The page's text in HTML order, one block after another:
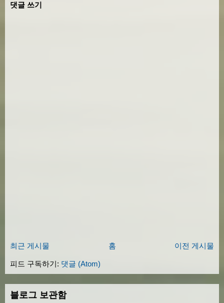
댓글 쓰기
최근 게시물 이전 게시물
홈
피드 구독하기: 댓글 (Atom)
블로그 보관함